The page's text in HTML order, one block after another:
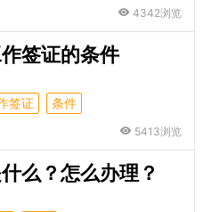
4342浏览
签证的条件
签证 条件
5413浏览
么？怎么办理？